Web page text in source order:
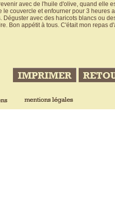
avec de l'huile d'olive, quand elle
couvercle et enfourner pour 3 heures
avec des haricots blancs ou
Bon appétit à tous. C'était mon repas